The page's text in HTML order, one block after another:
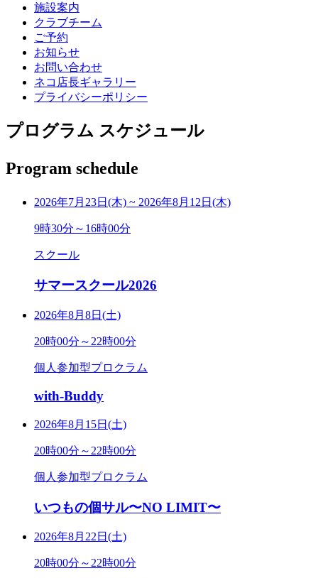
施設案内
クラブチーム
ご予約
お知らせ
お問い合わせ
ネコ店長ギャラリー
プライバシーポリシー
プログラム スケジュール
Program schedule
2026年7月23日(木) ~ 2026年8月12日(木)
9時30分～16時00分
スクール
サマースクール2026
2026年8月8日(土)
20時00分～22時00分
個人参加型プロクラム
with-Buddy
2026年8月15日(土)
20時00分～22時00分
個人参加型プロクラム
いつもの個サル〜NO LIMIT〜
2026年8月22日(土)
20時00分～22時00分